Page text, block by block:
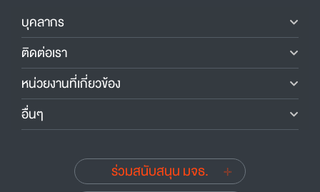
บุคลากร
ติดต่อเรา
หน่วยงานที่เกี่ยวข้อง
อื่นๆ
ร่วมสนับสนุน มจธ.